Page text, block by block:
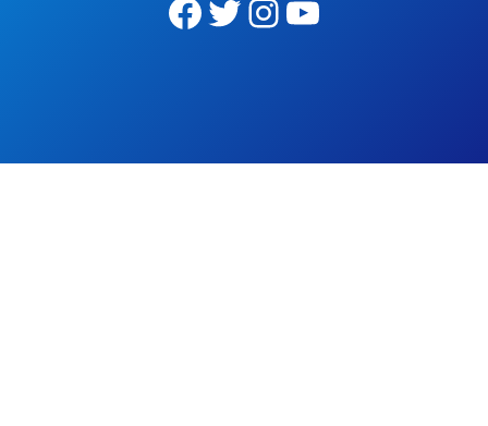
Facebook Twitter Instagram YouTube